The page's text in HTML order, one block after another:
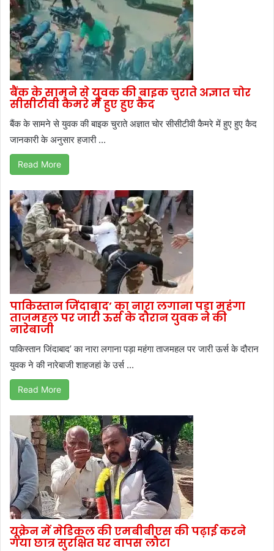
बैंक के सामने से युवक की बाइक चुराते अज्ञात चोर
सीसीटीवी कैमरे में हुए हुए कैद
बैंक के सामने से युवक की बाइक चुराते अज्ञात चोर सीसीटीवी कैमरे में हुए हुए कैद
जानकारी के अनुसार हजारी ...
Read More
पाकिस्तान जिंदाबाद’ का नारा लगाना पड़ा महंगा
ताजमहल पर जारी ऊर्स के दौरान युवक ने की
नारेबाजी
पाकिस्तान जिंदाबाद’ का नारा लगाना पड़ा महंगा ताजमहल पर जारी ऊर्स के दौरान
युवक ने की नारेबाजी शाहजहां के उर्स ...
Read More
यूक्रेन में मेडिकल की एमबीबीएस की पढ़ाई करने
गया छात्र सुरक्षित घर वापस लौटा